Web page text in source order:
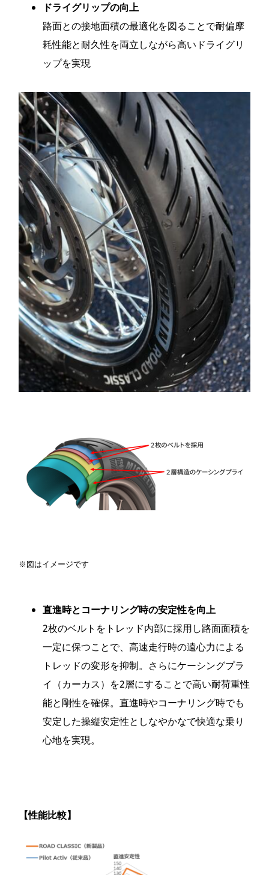
ドライグリップの向上
路面との接地面積の最適化を図ることで耐偏摩
耗性能と耐久性を両立しながら高いドライグリ
ップを実現
※図はイメージです
直進時とコーナリング時の安定性を向上
2枚のベルトをトレッド内部に採用し路面面積を
一定に保つことで、高速走行時の遠心力による
トレッドの変形を抑制。さらにケーシングプラ
イ（カーカス）を2層にすることで高い耐荷重性
能と剛性を確保。直進時やコーナリング時でも
安定した操縦安定性としなやかなで快適な乗り
心地を実現。
【性能比較】